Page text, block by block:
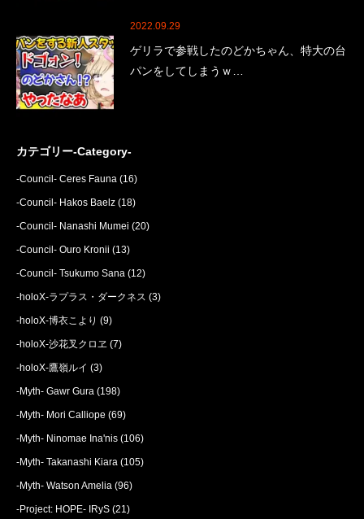
2022.09.29
ゲリラで参戦したのどかちゃん、特大の台
パンをしてしまうｗ…
カテゴリー-Category-
-Council- Ceres Fauna (16)
-Council- Hakos Baelz (18)
-Council- Nanashi Mumei (20)
-Council- Ouro Kronii (13)
-Council- Tsukumo Sana (12)
-holoX-ラプラス・ダークネス (3)
-holoX-博衣こより (9)
-holoX-沙花叉クロヱ (7)
-holoX-鷹嶺ルイ (3)
-Myth- Gawr Gura (198)
-Myth- Mori Calliope (69)
-Myth- Ninomae Ina'nis (106)
-Myth- Takanashi Kiara (105)
-Myth- Watson Amelia (96)
-Project: HOPE- IRyS (21)